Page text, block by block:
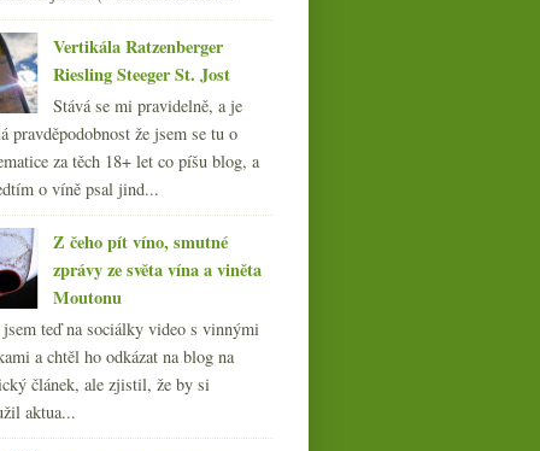
Vertikála Ratzenberger
Riesling Steeger St. Jost
Stává se mi pravidelně, a je
pravděpodobnost že jsem se tu o
za těch 18+ let co píšu blog, a
o víně psal jind...
Z čeho pít víno, smutné
zprávy ze světa vína a viněta
Moutonu
teď na sociálky video s vinnými
a chtěl ho odkázat na blog na
článek, ale zjistil, že by si
aktua...